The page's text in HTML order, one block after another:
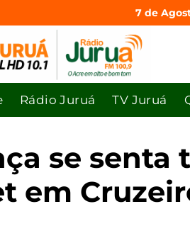
7 de
Rádio Juruá TV Juruá
se senta
em